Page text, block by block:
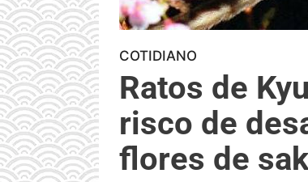
COTIDIANO
Ratos de
risco de
flores de